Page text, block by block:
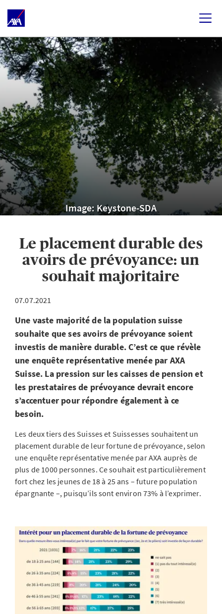
Image: Keystone-SDA
Le placement durable des
avoirs de prévoyance: un
souhait majoritaire
07.07.2021
Une vaste majorité de la population suisse
souhaite que ses avoirs de prévoyance soient
investis de manière durable. C’est ce que révèle
une enquête représentative menée par AXA
Suisse. La pression sur les caisses de pension et
les prestataires de prévoyance devrait encore
s’accentuer pour répondre également à ce
besoin.
Les deux tiers des Suisses et Suissesses souhaitent un
placement durable de leur fortune de prévoyance, selon
une enquête représentative menée par AXA auprès de
plus de 1000 personnes. Ce souhait est particulièrement
fort chez les jeunes de 18 à 25 ans – future population
épargnante –, puisqu’ils sont environ 73% à l’exprimer.